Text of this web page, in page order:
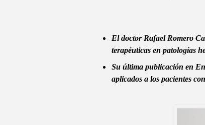
El doctor Rafael Romero
terapéuticas en patologías
Su última publicación en
aplicados a los pacientes